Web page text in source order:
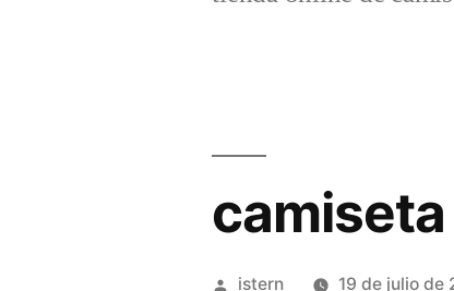
Publicado
istern 19 de julio de